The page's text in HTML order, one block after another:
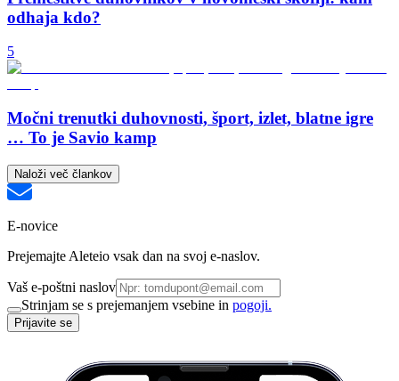
odhaja kdo?
5
Močni trenutki duhovnosti, šport, izlet, blatne igre
… To je Savio kamp
Naloži več člankov
E-novice
Prejemajte Aleteio vsak dan na svoj e-naslov.
Vaš e-poštni naslov
Strinjam se s prejemanjem vsebine in pogoji.
Prijavite se